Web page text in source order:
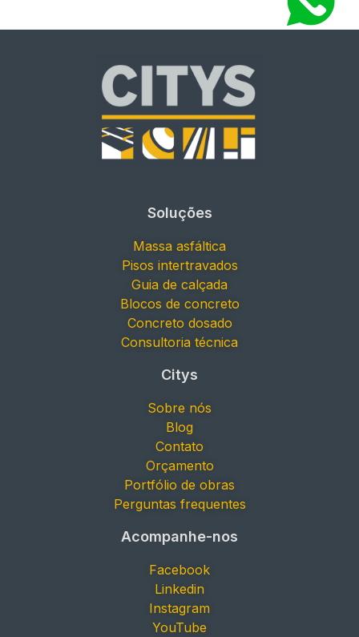
Soluções
Massa asfáltica
Pisos intertravados
Guia de calçada
Blocos de concreto
Concreto dosado
Consultoria técnica
Citys
Sobre nós
Blog
Contato
Orçamento
Portfólio de obras
Perguntas frequentes
Acompanhe-nos
Facebook
Linkedin
Instagram
YouTube